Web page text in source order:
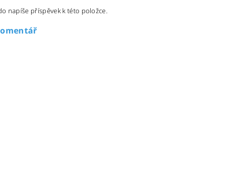
napíše příspěvek k této položce.